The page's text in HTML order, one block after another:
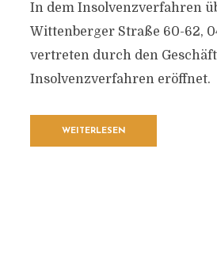
In dem Insolvenzverfahren
Wittenberger Straße 60-62,
vertreten durch den
Insolvenzverfahren eröffnet.
WEITERLESEN